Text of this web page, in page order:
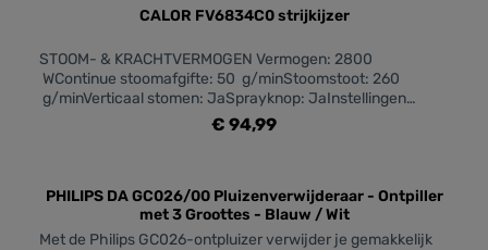
System.Gladjes - dikke onderlaag houdt de hoes droog,
de onderlaag zijn wasbaar (handwas).Makkelijk maatje -
gebruik de kleurcode om de juiste maat te
vinden.Probleemloos gebruik - 2 jaar garantie en
service.Goed om te weten – positie van het patroon op de
hoes kan afwijken van de afbeelding.AFMETINGENBreedte:
CALOR FV6834C0 strijkijzer
STOOM- & KRACHTVERMOGEN Vermogen: 2800
WContinue stoomafgifte: 50 g/minStoomstoot: 260
g/minVerticaal stomen: JaSprayknop: JaInstellingen
stoom en temperatuur: Automatische stoom Stoomafgifte:
Hoog (35 tot 120 g/min) KRACHTIGE
krasbestendigheid: ***** Continue stoomverspreiding:
Punt, zijkant en kern Precisietip: JaGeconcentreerde
stoomstoot aan de tip van de strijkzool: JaCOMFORTABEL
€ 94,99
PHILIPS DA GC026/00 Pluizenverwijderaar - Ontpiller
met 3 Groottes - Blauw / Wit
Met de Philips GC026-ontpluizer verwijder je gemakkelijk